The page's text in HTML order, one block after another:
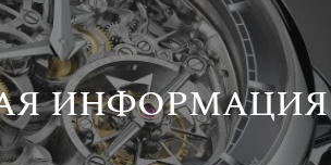
ИНФОРМАЦИЯ